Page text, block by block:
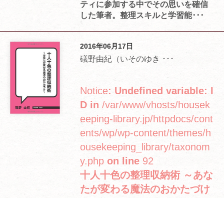
ティに参加する中でその思いを確信
した筆者。整理スキルと学習能･･･
2016年06月17日
礒野由紀（いそのゆき ･･･
Notice: Undefined variable: I
D in /var/www/vhosts/housek
eeping-library.jp/httpdocs/cont
ents/wp/wp-content/themes/h
ousekeeping_library/taxonom
y.php on line 92
十人十色の整理収納術 ～あな
たが変わる魔法のおかたづけ